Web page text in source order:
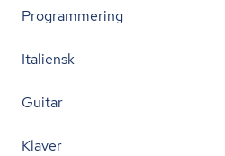
Programmering
Italiensk
Guitar
Klaver